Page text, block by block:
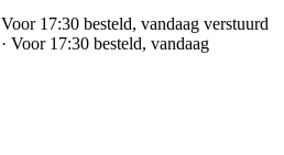
Voor 17:30 besteld, vandaag verstuurd
· Voor 17:30 besteld, vandaag